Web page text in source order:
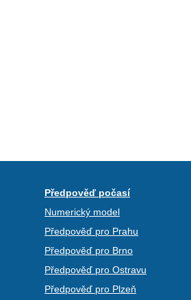
Předpověď počasí
Numerický model
Předpověď pro Prahu
Předpověď pro Brno
Předpověď pro Ostravu
Předpověď pro Plzeň